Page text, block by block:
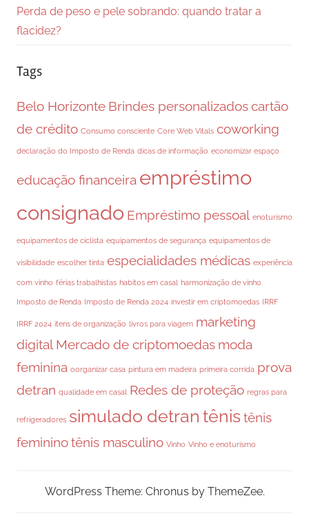
Perda de peso e pele sobrando: quando tratar a
flacidez?
Tags
Belo Horizonte Brindes personalizadoscartão
de crédito Consumo consciente Core Web Vitals coworking
declaração do Imposto de Renda dicas de informação economizar espaço
educação financeira empréstimo
consignado Empréstimo pessoal enoturismo
equipamentos de ciclista equipamentos de segurança equipamentos de
visibilidade escolher tinta especialidades médicas experiência
com vinho férias trabalhistas habitos em casal harmonização de vinho
Imposto de Renda Imposto de Renda 2024 investir em criptomoedas IRRF
IRRF 2024 itens de organização livros para viagem marketing
digital Mercado de criptomoedas moda
feminina oorganizar casa pintura em madeira primeira corrida prova
detran qualidade em casal Redes de proteção regras para
refrigeradores simulado detran tênis tênis
femininotênis masculino Vinho Vinho e enoturismo
WordPress Theme: Chronus by ThemeZee.